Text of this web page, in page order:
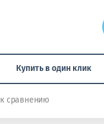
Купить в один клик
сравнению